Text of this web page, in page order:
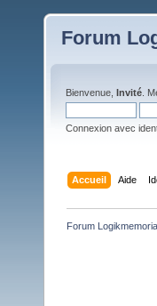
Forum
Bienvenue, Invité .
Connexion avec
Accueil Aide
Forum